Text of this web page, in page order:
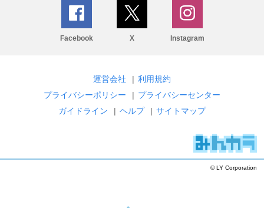
Facebook X Instagram
運営会社 | 利用規約
プライバシーポリシー
| プライバシーセンター
ガイドライン
| ヘルプ | サイトマップ
© LY Corporation